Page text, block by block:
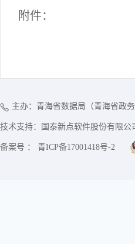
附件：
主办：青海省数据局（青海省政
技术支持：国泰新点软件股份有限公
备案号 ： 青ICP备17001418号-2